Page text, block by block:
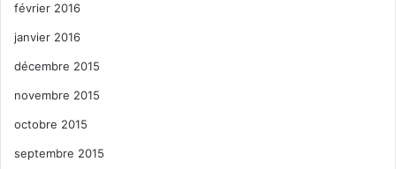
février 2016
janvier 2016
décembre 2015
novembre 2015
octobre 2015
septembre 2015